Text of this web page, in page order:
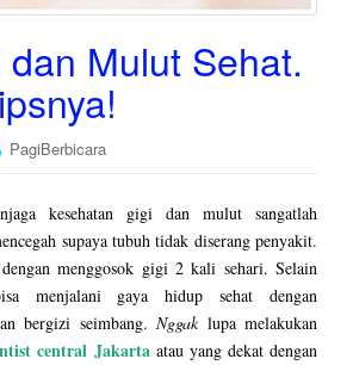
n
Mulut Sehat.
PagiBerbicara
kesehatan gigi dan mulut sangatlah
supaya tubuh tidak diserang penyakit.
menggosok gigi 2 kali sehari. Selain
menjalani gaya hidup sehat dengan
bergizi seimbang. Nggaklupa melakukan
central Jakartaatau yang dekat dengan